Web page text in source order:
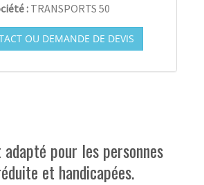
:TRANSPORTS 50
OU DEMANDE DE DEVIS
pour les personnes
et handicapées.